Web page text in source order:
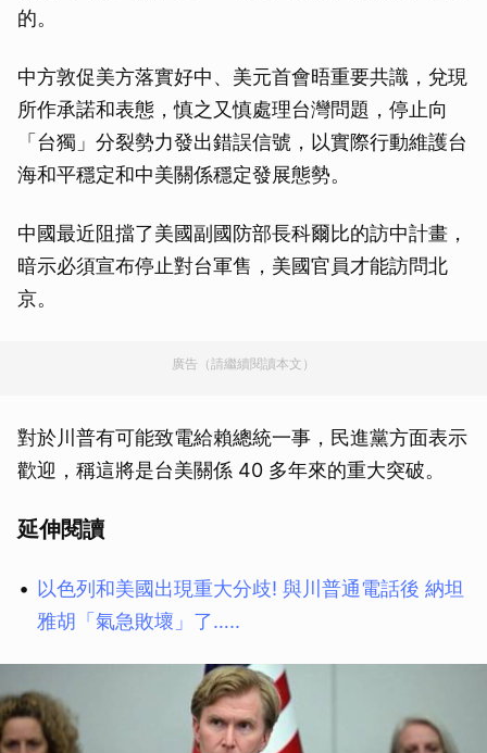
的。
中方敦促美方落實好中、美元首會晤重要共識，兌現
所作承諾和表態，慎之又慎處理台灣問題，停止向
「台獨」分裂勢力發出錯誤信號，以實際行動維護台
海和平穩定和中美關係穩定發展態勢。
中國最近阻擋了美國副國防部長科爾比的訪中計畫，
暗示必須宣布停止對台軍售，美國官員才能訪問北
京。
廣告（請繼續閱讀本文）
對於川普有可能致電給賴總統一事，民進黨方面表示
歡迎，稱這將是台美關係 40 多年來的重大突破。
延伸閱讀
以色列和美國出現重大分歧! 與川普通電話後 納坦
雅胡「氣急敗壞」了…..